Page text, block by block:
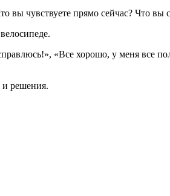
вы чувствуете прямо сейчас? Что
«Все хорошо, у меня все
и решения.